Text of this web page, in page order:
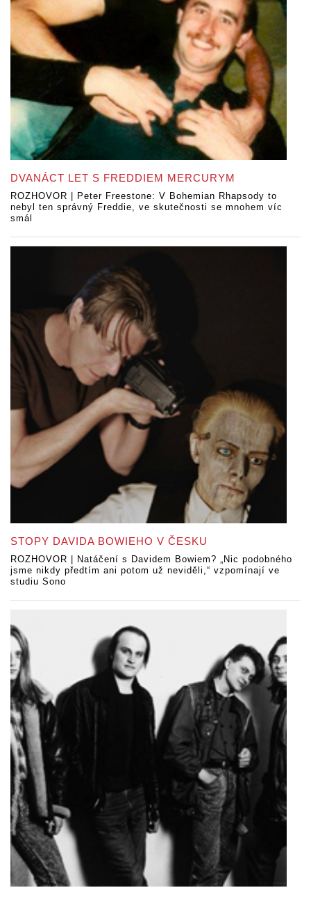
DVANÁCT LET S FREDDIEM MERCURYM
ROZHOVOR | Peter Freestone: V Bohemian Rhapsody to
nebyl ten správný Freddie, ve skutečnosti se mnohem víc
smál
STOPY DAVIDA BOWIEHO V ČESKU
ROZHOVOR | Natáčení s Davidem Bowiem? „Nic podobného
jsme nikdy předtím ani potom už neviděli,“ vzpomínají ve
studiu Sono